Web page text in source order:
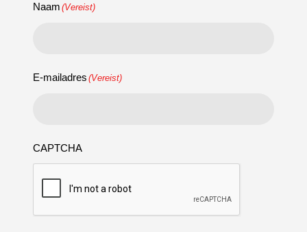
Naam (Vereist)
E-mailadres (Vereist)
CAPTCHA